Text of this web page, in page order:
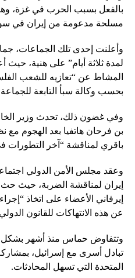
بالفعل بسبب الحرب في غزة،
مسلحة مدعومة من إيران في
وأعلنت إحدى تلك الجماعات،
لمدة ثلاثة أيام” على هنية،
المشاط عن “تعازيه للشعب
بحسب وكالة سبأ التابعة
وفي غضون ذلك، تحدث وزير
بن فرحان هاتفيا بعد الهجوم مع
باقري لمناقشة “آخر التطورات
وعقد مجلس الأمن الدولي
إيران لمناقشة الضربة، حيث حث
إيرفاني الأعضاء على اتخاذ
عن هذه الانتهاكات للقانون
وتتفاوض حماس منذ أشهر
تبادل أسرى مع إسرائيل،
المتحدة التي تسهل المحادثات.